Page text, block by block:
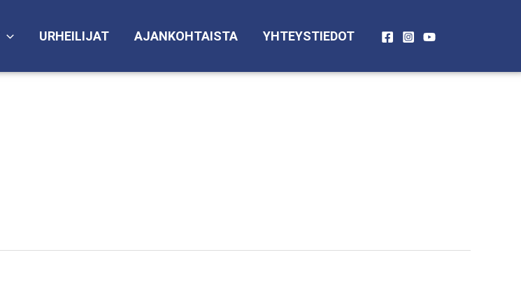
URHEILIJAT AJANKOHTAISTA YHTEYSTIEDOT